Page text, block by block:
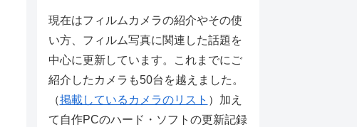
現在はフィルムカメラの紹介やその使
い方、フィルム写真に関連した話題を
中心に更新しています。これまでにご
紹介したカメラも50台を越えました。
（掲載しているカメラのリスト ）加え
て自作PCのハード・ソフトの更新記録